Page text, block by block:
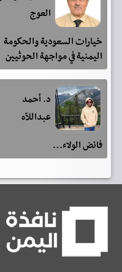
العوج
خيارات السعودية والحكومة
اليمنية في مواجهة الحوثيين
د. أحمد
عبداللآه
فائض الولاء…